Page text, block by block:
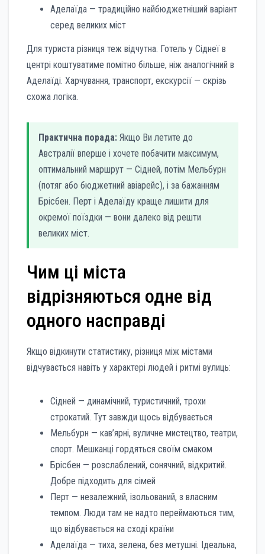
Аделаїда — традиційно найбюджетніший варіант
серед великих міст
Для туриста різниця теж відчутна. Готель у Сіднеї в
центрі коштуватиме помітно більше, ніж аналогічний в
Аделаїді. Харчування, транспорт, екскурсії — скрізь
схожа логіка.
Практична порада: Якщо Ви летите до
Австралії вперше і хочете побачити максимум,
оптимальний маршрут — Сідней, потім Мельбурн
(потяг або бюджетний авіарейс), і за бажанням
Брісбен. Перт і Аделаїду краще лишити для
окремої поїздки — вони далеко від решти
великих міст.
Чим ці міста
відрізняються одне від
одного насправді
Якщо відкинути статистику, різниця між містами
відчувається навіть у характері людей і ритмі вулиць:
Сідней — динамічний, туристичний, трохи
строкатий. Тут завжди щось відбувається
Мельбурн — кав’ярні, вуличне мистецтво, театри,
спорт. Мешканці гордяться своїм смаком
Брісбен — розслаблений, сонячний, відкритий.
Добре підходить для сімей
Перт — незалежний, ізольований, з власним
темпом. Люди там не надто переймаються тим,
що відбувається на сході країни
Аделаїда — тиха, зелена, без метушні. Ідеальна,